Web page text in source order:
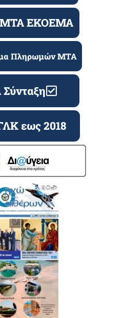
ΕΚΟΕΜΑ
Πληρωμών ΜΤΑ
εως 2018